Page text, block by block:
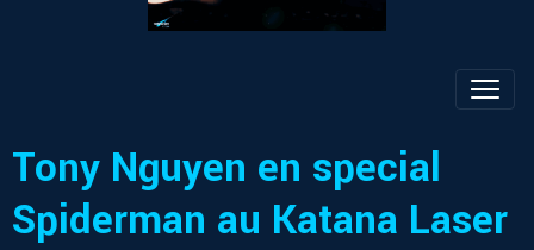
Tony Nguyen en special
Spiderman au Katana Laser